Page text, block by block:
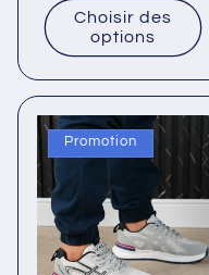
Choisir des
options
Promotion